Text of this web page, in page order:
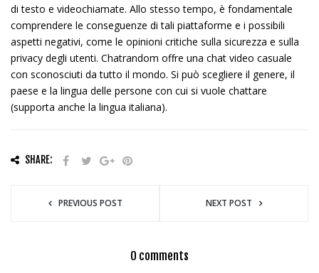
di testo e videochiamate. Allo stesso tempo, è fondamentale
comprendere le conseguenze di tali piattaforme e i possibili
aspetti negativi, come le opinioni critiche sulla sicurezza e sulla
privacy degli utenti. Chatrandom offre una chat video casuale
con sconosciuti da tutto il mondo. Si può scegliere il genere, il
paese e la lingua delle persone con cui si vuole chattare
(supporta anche la lingua italiana).
SHARE:
PREVIOUS POST NEXT POST
0 comments